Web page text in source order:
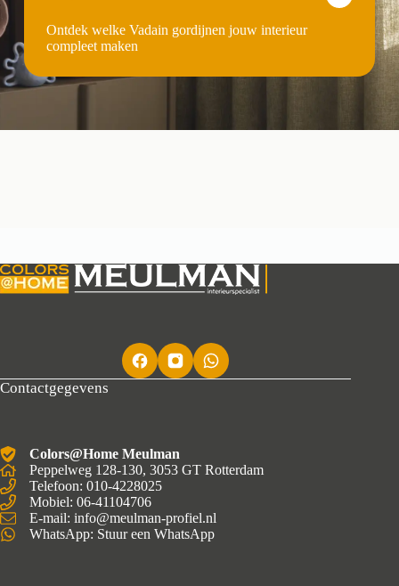
Ontdek welke Vadain gordijnen jouw interieur
compleet maken
Contactgegevens
Colors@Home Meulman
Peppelweg 128-130, 3053 GT Rotterdam
Telefoon: 010-4228025
Mobiel: 06-41104706
E-mail: info@meulman-profiel.nl
WhatsApp: Stuur een WhatsApp